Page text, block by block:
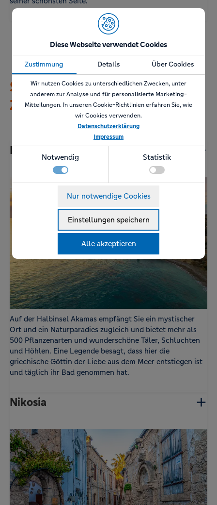
Diese Webseite verwendet Cookies
Zustimmung Details Über Cookies
Wir nutzen Cookies zu unterschiedlichen Zwecken, unter
anderem zur Analyse und für personalisierte Marketing-
Mitteilungen. In unseren Cookie-Richtlinien erfahren Sie, wie
wir Cookies verwenden.
Datenschutzerklärung
Impressum
Notwendig Statistik
Technisch notwendige Funktionen, wie das speichern
Ihrer Cookie-Einstellungen für diese Website.
Statistik- und Marketing-Tools betreiben zu können um
um Optimierungen für Sie umsetzen zu können.
Anbieter Zweck
www.volksbank-
reisebuero.de
Speichert Ihren Zustimmungsstatus für Cookies
auf der aktuellen Domäne.
cerber_groo
ve
www.volksbank-
reisebuero.de
Zum Schutz vor Angriffen und Spam durch
Dritte setzen wir WP Cerberus ein. WP Cerberus
setzt zum Schutz und Identifizierung
Name Anbieter Zweck
Google
Der Google Tag Manager von Google setzt ein
cookieloses Tracking ein.
Nur notwendige Cookies
Einstellungen speichern
Alle akzeptieren
Sehenswürdigkeiten auf
Zypern
Felsen der Aphrodite
Auf der Halbinsel Akamas empfängt Sie ein mystischer
Ort und ein Naturparadies zugleich und bietet mehr als
500 Pflanzenarten und wunderschöne Täler, Schluchten
und Höhlen. Eine Legende besagt, dass hier die
griechische Göttin der Liebe aus dem Meer entstiegen ist
und täglich ihr Bad genommen hat.
Nikosia